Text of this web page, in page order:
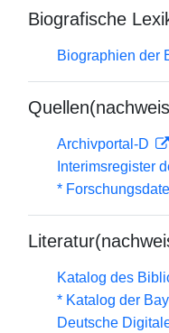
Biografische
Biographien der
Archivportal-D
Interimsregister
*
Katalog des
* Katalog der
Deutsche